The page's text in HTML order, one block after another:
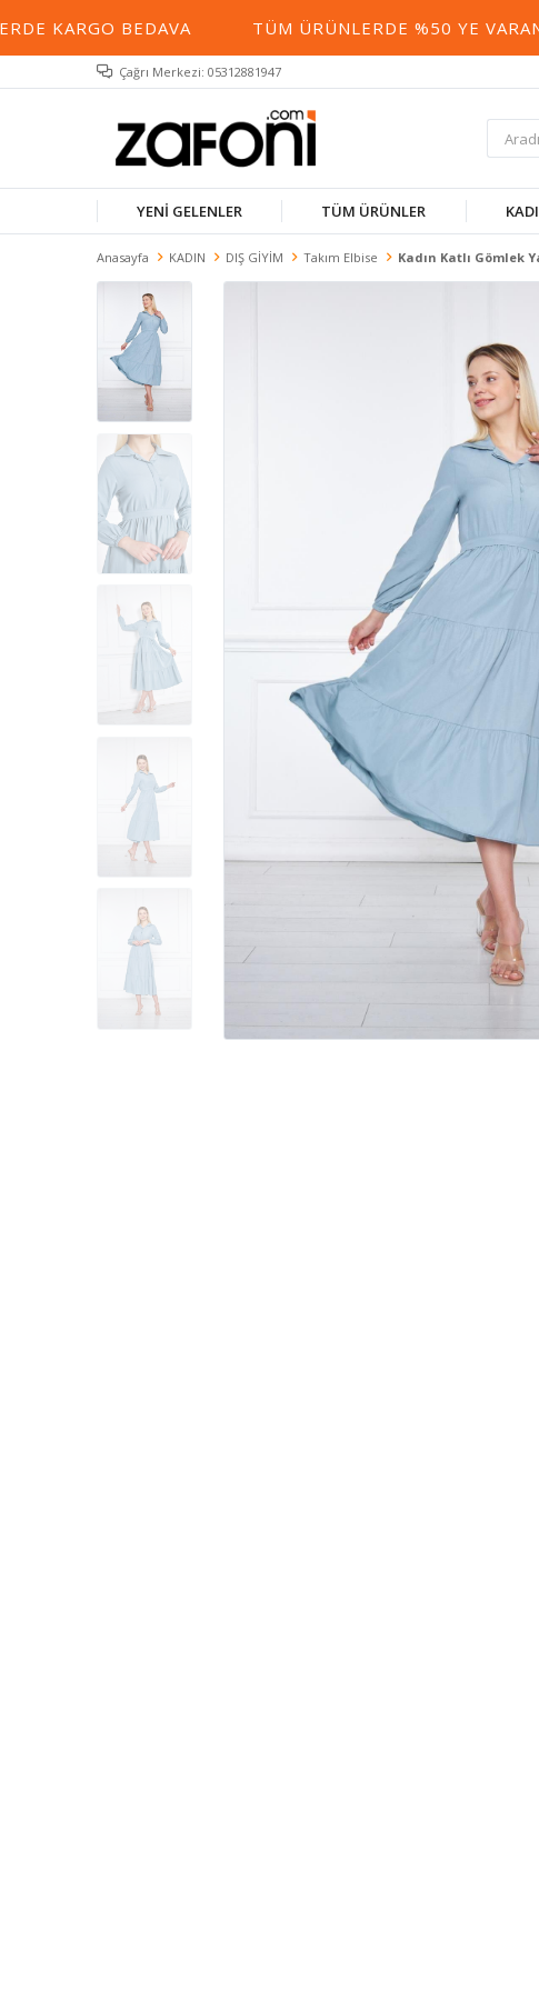
BEDAVA TÜM ÜRÜNLERDE %50 YE VARAN
Çağrı Merkezi: 05312881947
YENİ GELENLER TÜM ÜRÜNLER
Anasayfa KADIN DIŞ GİYİM Takım Elbise Kadın Katlı Gömlek